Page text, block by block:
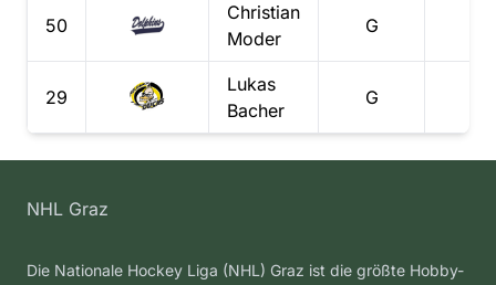
50
Christian
Moder
G
29
Lukas
Bacher
G
NHL Graz
Die Nationale Hockey Liga (NHL) Graz ist die größte Hobby-